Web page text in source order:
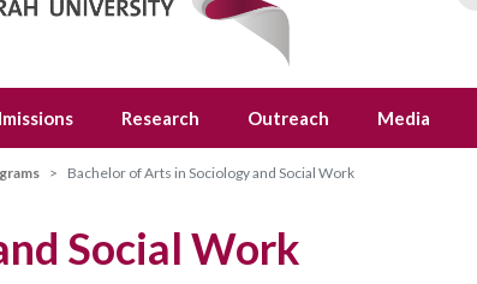
Research Outreach Media
Bachelor of Arts in Sociology and Social Work
Social Work